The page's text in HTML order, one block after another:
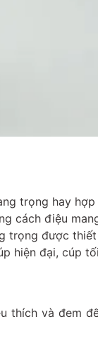
trọng hay
cách điệu
trọng được
hiện đại, cúp
thích và đem